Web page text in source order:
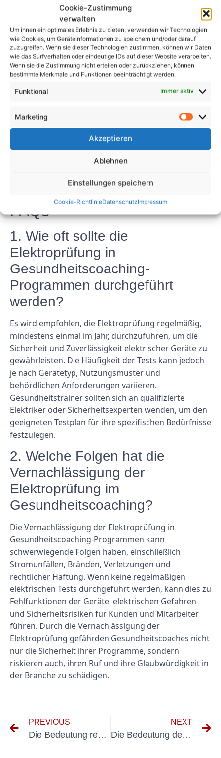
Cookie-Zustimmung
verwalten
Um ihnen ein optimales Erlebnis zu bieten, verwenden wir Technologien
wie Cookies, um Geräteinformationen zu speichern und/oder darauf
zuzugreifen. Wenn sie dieser Technologien zustimmen, können wir Daten
wie das Surfverhalten oder eindeutige IDs auf dieser Website verarbeiten.
Wenn sie die Zustimmung nicht erteilen oder zurückziehen, können
bestimmte Merkmale und Funktionen beeinträchtigt werden.
Funktional Immer aktiv
Marketing
Akzeptieren
Ablehnen
Einstellungen speichern
Cookie-RichtlinieDatenschutzImpressum
Engagements für Sicherheit und Qualität
Abschluss
Elektroprüfung spielt eine entscheidende Rolle in
Gesundheitscoaching-Programmen, indem sie die
Sicherheit und Zuverlässigkeit elektrischer Geräte
und Systeme gewährleistet. Durch die Einbeziehung
können Gesundheitscoaches ein sicheres und
unterstützendes Umfeld für ihre Kunden schaffen,
die Wirksamkeit ihrer Coaching-Dienste steigern und
behördliche Standards einhalten. Insgesamt ist die
Elektroprüfung ein wesentlicher Bestandteil von
und zur Qualität solcher Programme beiträgt.
FAQs
1. Wie oft sollte die
Elektroprüfung in
Gesundheitscoaching-
Programmen durchgeführt
werden?
Es wird empfohlen, die Elektroprüfung regelmäßig,
mindestens einmal im Jahr, durchzuführen, um die
Sicherheit und Zuverlässigkeit elektrischer Geräte zu
gewährleisten. Die Häufigkeit der Tests kann jedoch
je nach Gerätetyp, Nutzungsmuster und
behördlichen Anforderungen variieren.
Gesundheitstrainer sollten sich an qualifizierte
Elektriker oder Sicherheitsexperten wenden, um den
geeigneten Testplan für ihre spezifischen Bedürfnisse
festzulegen.
2. Welche Folgen hat die
Vernachlässigung der
Elektroprüfung im
Gesundheitscoaching?
Die Vernachlässigung der Elektroprüfung in
Gesundheitscoaching-Programmen kann
schwerwiegende Folgen haben, einschließlich
Stromunfällen, Bränden, Verletzungen und
rechtlicher Haftung. Wenn keine regelmäßigen
elektrischen Tests durchgeführt werden, kann dies zu
Fehlfunktionen der Geräte, elektrischen Gefahren
und Sicherheitsrisiken für Kunden und Mitarbeiter
führen. Durch die Vernachlässigung der
Elektroprüfung gefährden Gesundheitscoaches nicht
nur die Sicherheit ihrer Programme, sondern
riskieren auch, ihren Ruf und ihre Glaubwürdigkeit in
der Branche zu schädigen.
PREVIOUS
Die Bedeutung regelmäßiger Prüfungen elektrischer Anlagen für die Sicherheit in der Ernährungsberatung
NEXT
Die Bedeutung des Testens tragbarer Geräte im Gesundheitsmanagement